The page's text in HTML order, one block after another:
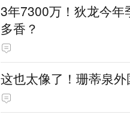
3年7300万！狄龙今
多香？
这也太像了！珊蒂泉